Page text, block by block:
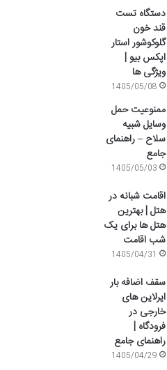
دستگاه تست
قند خون
گلوکوشور استار
اپکس بیو |
ویژگی ها
1405/05/08
ممنوعیت حمل
وسایل شبیه
سلاح – راهنمای
جامع
1405/05/03
اقامت شبانه در
هتل | بهترین
هتل ها برای یک
شب اقامت
1405/04/31
سقف اضافه بار
ایرلاین های
خارجی در
فرودگاه |
راهنمای جامع
1405/04/29